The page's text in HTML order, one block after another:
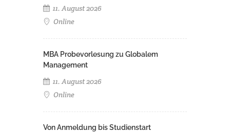
11. August 2026
Online
MBA Probevorlesung zu Globalem
Management
11. August 2026
Online
Von Anmeldung bis Studienstart